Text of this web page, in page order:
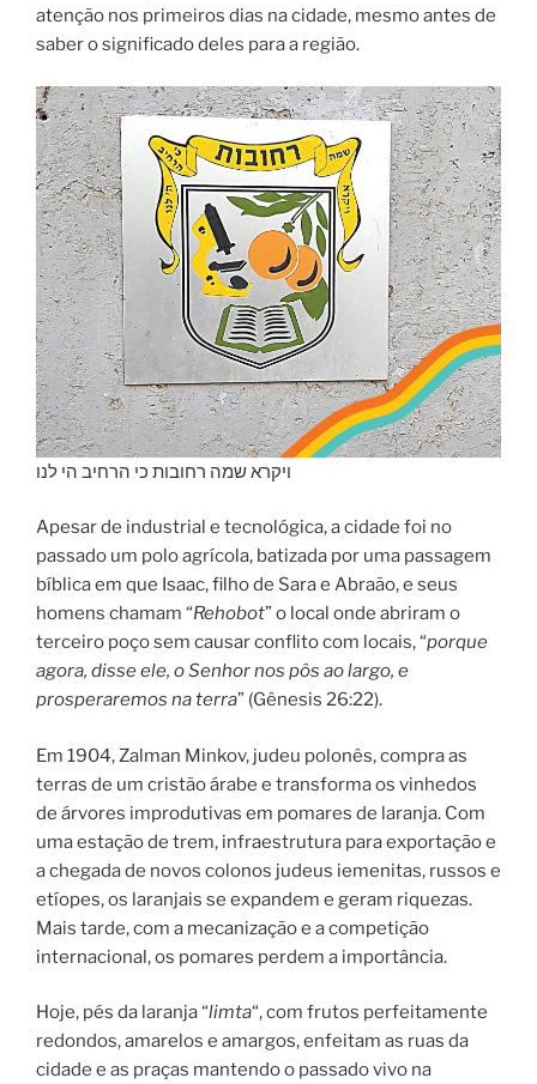
atenção nos primeiros dias na cidade, mesmo antes de
saber o significado deles para a região.
ויקרא שמה רחובות כי הרחיב הי לנו
Apesar de industrial e tecnológica, a cidade foi no
passado um polo agrícola, batizada por uma passagem
bíblica em que Isaac, filho de Sara e Abraão, e seus
homens chamam “Rehobot” o local onde abriram o
terceiro poço sem causar conflito com locais, “porque
agora, disse ele, o Senhor nos pôs ao largo, e
prosperaremos na terra” (Gênesis 26:22).
Em 1904, Zalman Minkov, judeu polonês, compra as
terras de um cristão árabe e transforma os vinhedos
de árvores improdutivas em pomares de laranja. Com
uma estação de trem, infraestrutura para exportação e
a chegada de novos colonos judeus iemenitas, russos e
etíopes, os laranjais se expandem e geram riquezas.
Mais tarde, com a mecanização e a competição
internacional, os pomares perdem a importância.
Hoje, pés da laranja “limta“, com frutos perfeitamente
redondos, amarelos e amargos, enfeitam as ruas da
cidade e as praças mantendo o passado vivo na